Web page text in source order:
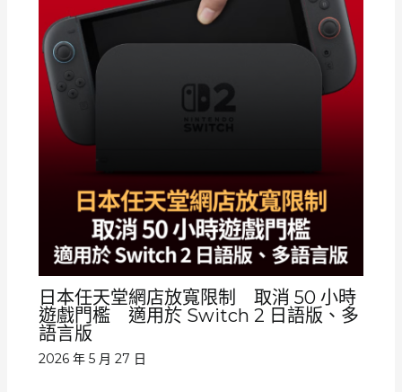
日本任天堂網店放寬限制 取消 50 小時
遊戲門檻 適用於 Switch 2 日語版、多
語言版
2026 年 5 月 27 日